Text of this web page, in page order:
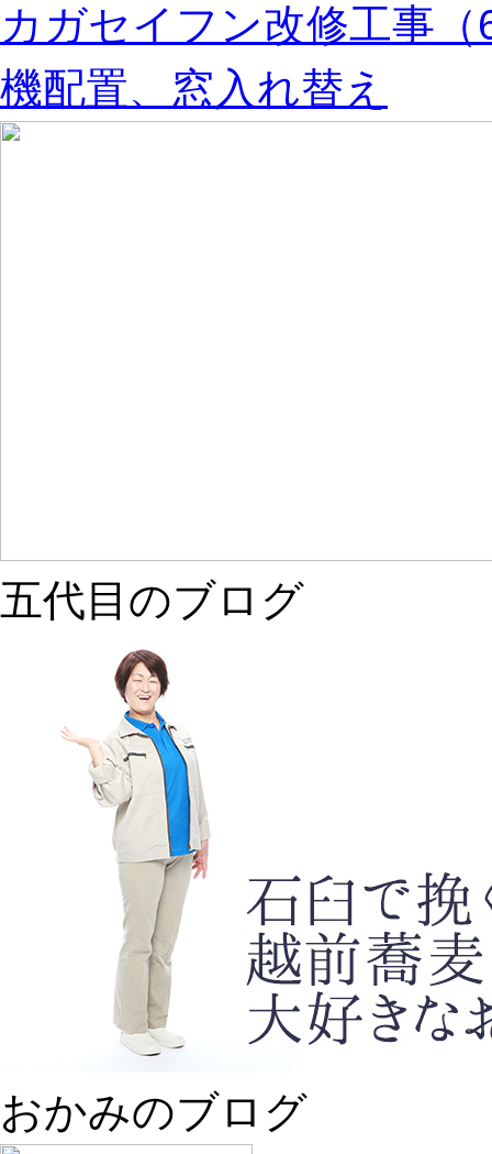
カガセイフン改修工事
機配置、窓入れ替え
五代目のブログ
おかみのブログ